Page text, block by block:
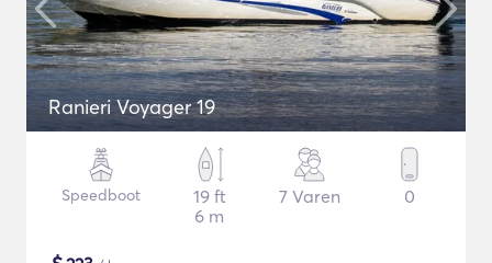
Ranieri Voyager 19
Speedboot
19 ft
6 m
7 Varen 0